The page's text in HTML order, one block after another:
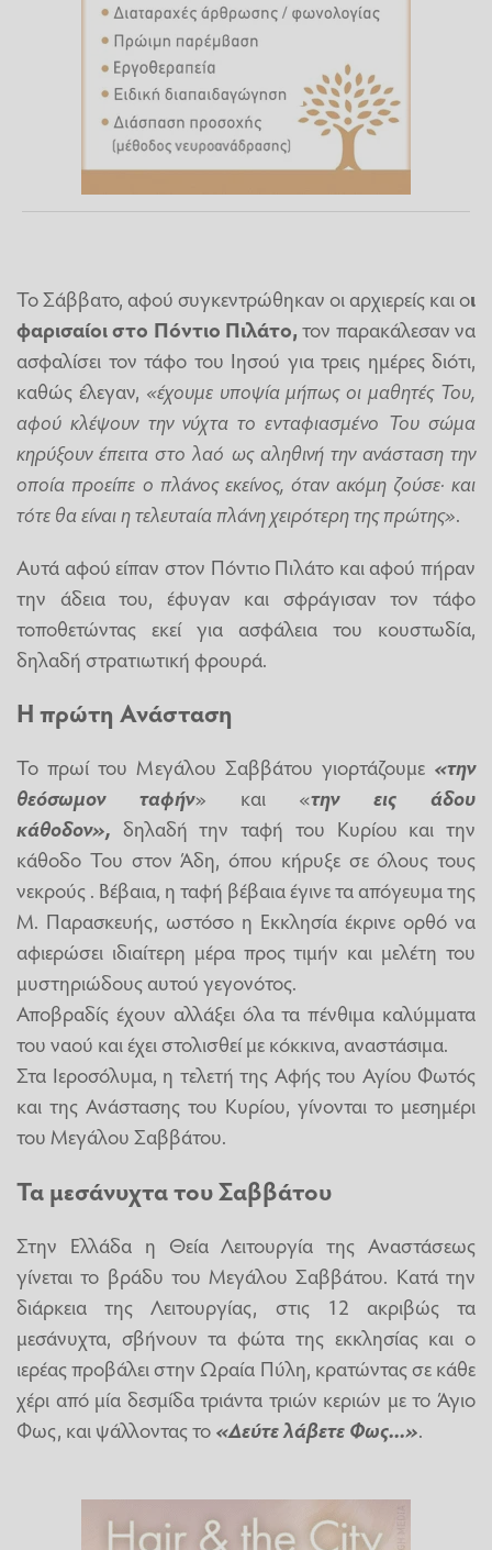
Το Σάββατο, αφού συγκεντρώθηκαν οι αρχιερείς και οι
φαρισαίοι στο Πόντιο Πιλάτο,τον παρακάλεσαν να
ασφαλίσει τον τάφο του Ιησού για τρεις ημέρες διότι,
καθώς έλεγαν, «έχουμε υποψία μήπως οι μαθητές Του,
αφού κλέψουν την νύχτα το ενταφιασμένο Του σώμα
κηρύξουν έπειτα στο λαό ως αληθινή την ανάσταση την
οποία προείπε ο πλάνος εκείνος, όταν ακόμη ζούσε· και
τότε θα είναι η τελευταία πλάνη χειρότερη της πρώτης».
Αυτά αφού είπαν στον Πόντιο Πιλάτο και αφού πήραν
την άδεια του, έφυγαν και σφράγισαν τον τάφο
τοποθετώντας εκεί για ασφάλεια του κουστωδία,
δηλαδή στρατιωτική φρουρά.
H πρώτη Ανάσταση
Το πρωί του Μεγάλου Σαββάτου γιορτάζουμε «την
θεόσωμον ταφήν» και «την εις άδου
κάθοδον», δηλαδή την ταφή του Κυρίου και την
κάθοδο Του στον Άδη, όπου κήρυξε σε όλους τους
νεκρούς . Βέβαια, η ταφή βέβαια έγινε τα απόγευμα της
Μ. Παρασκευής, ωστόσο η Εκκλησία έκρινε ορθό να
αφιερώσει ιδιαίτερη μέρα προς τιμήν και μελέτη του
μυστηριώδους αυτού γεγονότος.
Αποβραδίς έχουν αλλάξει όλα τα πένθιμα καλύμματα
του ναού και έχει στολισθεί με κόκκινα, αναστάσιμα.
Στα Ιεροσόλυμα, η τελετή της Αφής του Αγίου Φωτός
και της Ανάστασης του Κυρίου, γίνονται το μεσημέρι
του Μεγάλου Σαββάτου.
Τα μεσάνυχτα του Σαββάτου
Στην Ελλάδα η Θεία Λειτουργία της Αναστάσεως
γίνεται το βράδυ του Μεγάλου Σαββάτου. Κατά την
διάρκεια της Λειτουργίας, στις 12 ακριβώς τα
μεσάνυχτα, σβήνουν τα φώτα της εκκλησίας και ο
ιερέας προβάλει στην Ωραία Πύλη, κρατώντας σε κάθε
χέρι από μία δεσμίδα τριάντα τριών κεριών με το Άγιο
Φως, και ψάλλοντας το«Δεύτε λάβετε Φως...».